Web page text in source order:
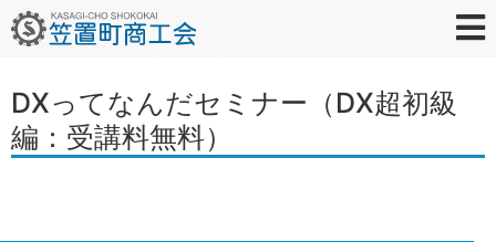
2022年10月4日イベント情報
DXってなんだセミナー（DX超初級
編：受講料無料）